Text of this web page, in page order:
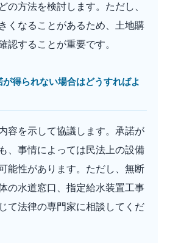
の方法を検討します。ただし、
くなることがあるため、土地購
認することが重要です。
が得られない場合はどうすればよ
容を示して協議します。承諾が
、事情によっては民法上の設備
能性があります。ただし、無断
の水道窓口、指定給水装置工事
て法律の専門家に相談してくだ